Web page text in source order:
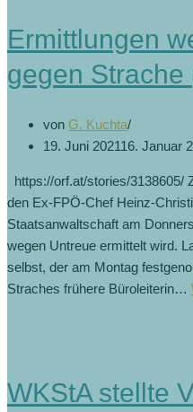
Ermittlungen
gegen Strache
von G. Kuchta
19. Juni 202116. Januar
https://orf.at/stories/3138605/
den Ex-FPÖ-Chef Heinz-
Staatsanwaltschaft am
wegen Untreue ermittelt wird.
selbst, der am Montag
Straches frühere Büroleiterin…
WKStA stellte